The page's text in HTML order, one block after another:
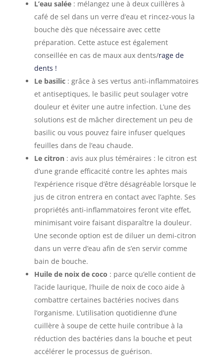
L’eau salée : mélangez une à deux cuillères à
café de sel dans un verre d’eau et rincez-vous la
bouche dès que nécessaire avec cette
préparation. Cette astuce est également
conseillée en cas de maux aux dents/rage de
dents !
Le basilic : grâce à ses vertus anti-inflammatoires
et antiseptiques, le basilic peut soulager votre
douleur et éviter une autre infection. L’une des
solutions est de mâcher directement un peu de
basilic ou vous pouvez faire infuser quelques
feuilles dans de l’eau chaude.
Le citron : avis aux plus téméraires : le citron est
d’une grande efficacité contre les aphtes mais
l’expérience risque d’être désagréable lorsque le
jus de citron entrera en contact avec l’aphte. Ses
propriétés anti-inflammatoires feront vite effet,
minimisant voire faisant disparaître la douleur.
Une seconde option est de diluer un demi-citron
dans un verre d’eau afin de s’en servir comme
bain de bouche.
Huile de noix de coco : parce qu’elle contient de
l’acide laurique, l’huile de noix de coco aide à
combattre certaines bactéries nocives dans
l’organisme. L’utilisation quotidienne d’une
cuillère à soupe de cette huile contribue à la
réduction des bactéries dans la bouche et peut
accélérer le processus de guérison.